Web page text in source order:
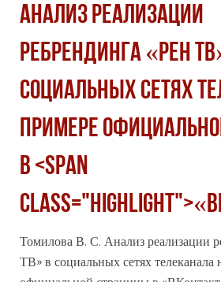
Анализ реализации
ребрендинга «РЕН
социальных сетях
примере
в <span
Томилова В. С. Анализ реализации
ТВ» в социальных сетях телеканала